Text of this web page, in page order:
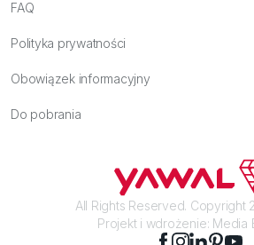
FAQ
Polityka prywatności
Obowiązek informacyjny
Do pobrania
All Rights Reserved. Copyright
Projekt i wdrożenie: Media